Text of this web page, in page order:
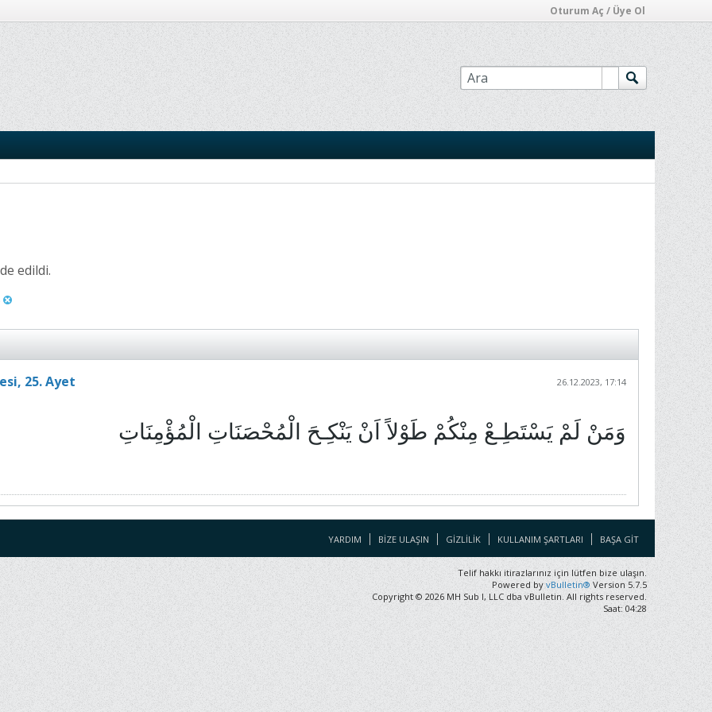
Oturum Aç / Üye Ol
edildi.
25. Ayet 26.12.2023, 17:14
وَمَنْ لَمْ يَسْتَطِـعْ مِنْكُمْ طَوْلاً اَنْ يَنْكِـحَ الْمُحْصَنَاتِ الْمُؤْمِنَاتِ
YARDIM BIZE ULAŞIN GIZLILIK KULLANIM ŞARTLARI BAŞA GIT
Telif hakkı itirazlarınız için lütfen bize ulaşın.
Powered by vBulletin® Version 5.7.5
Copyright © 2026 MH Sub I, LLC dba vBulletin. All rights reserved.
Saat: 04:28